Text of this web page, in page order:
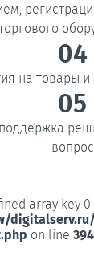
04
на товары
05
вопрос
array key 0
on line 394